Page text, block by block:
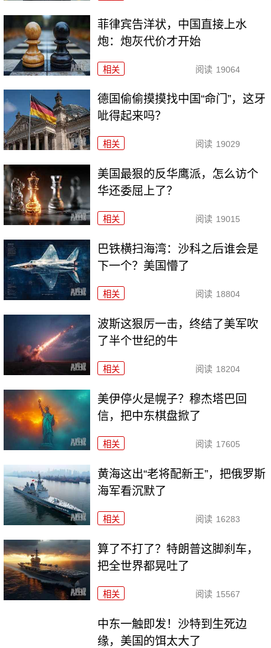
菲律宾告洋状，中国直接上水
炮：炮灰代价才开始
相关 阅读 19064
德国偷偷摸摸找中国“命门”，这牙
呲得起来吗？
相关 阅读 19029
美国最狠的反华鹰派，怎么访个
华还委屈上了？
相关 阅读 19015
巴铁横扫海湾：沙科之后谁会是
下一个？美国懵了
相关 阅读 18804
波斯这狠厉一击，终结了美军吹
了半个世纪的牛
相关 阅读 18204
美伊停火是幌子？穆杰塔巴回
信，把中东棋盘掀了
相关 阅读 17605
黄海这出“老将配新王”，把俄罗斯
海军看沉默了
相关 阅读 16283
算了不打了？特朗普这脚刹车，
把全世界都晃吐了
相关 阅读 15567
中东一触即发！沙特到生死边
缘，美国的饵太大了